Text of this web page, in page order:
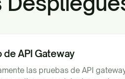
API Gateway
las pruebas de API